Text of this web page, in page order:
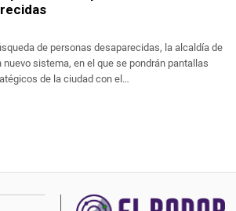
de personas desaparecidas, la alcaldía de
nuevo sistema, en el que se pondrán pantallas
de la ciudad con el…